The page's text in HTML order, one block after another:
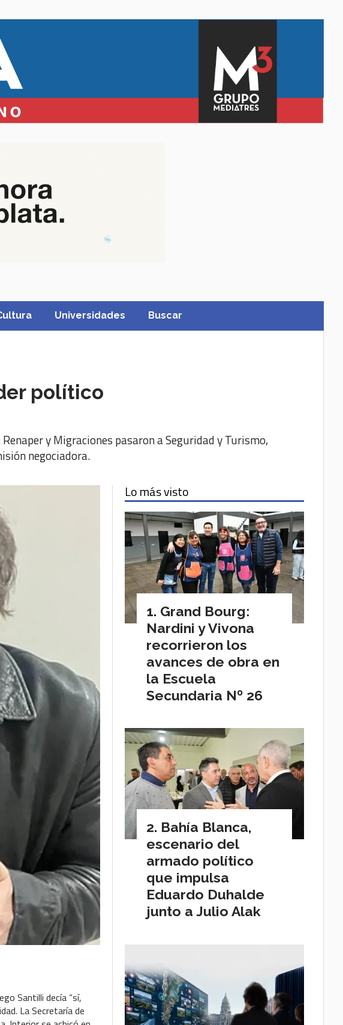
Universidades Buscar
político
y Migraciones pasaron a Seguridad y Turismo,
negociadora.
Santilli decía “sí,
La Secretaría de
Lo más visto
Grand Bourg:
Nardini y Vivona
recorrieron los
avances de obra en
la Escuela
Secundaria Nº 26
Bahía Blanca,
escenario del
armado político
que impulsa
Eduardo Duhalde
junto a Julio Alak